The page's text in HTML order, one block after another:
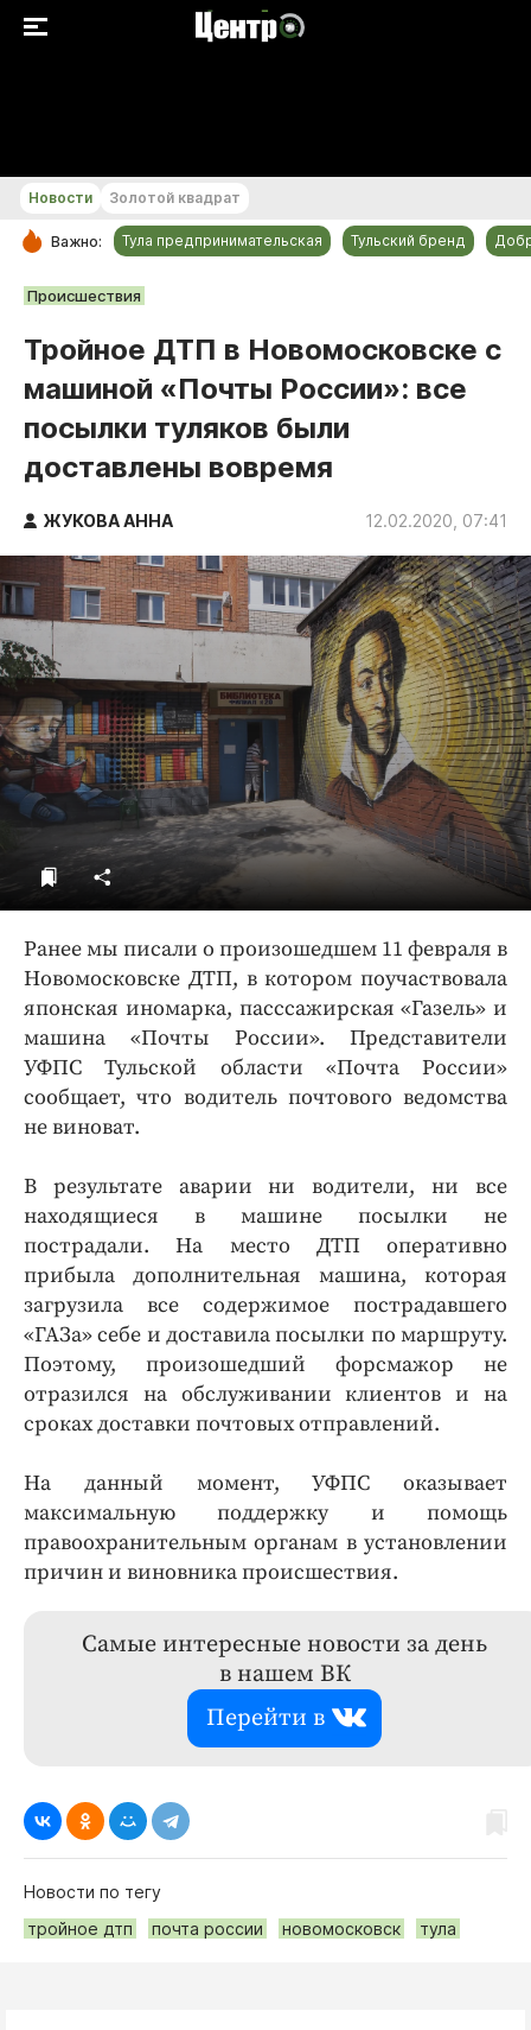
РУБРИКИ
Общество
Культура
Происшествия
Спорт
Тульский бренд
Тула предпринимательская
Голодный шпион
Новости Золотой квадрат
Важно: Тула предпринимательская Тульский бренд
Происшествия
Тройное ДТП в Новомосковске с
машиной «Почты России»: все
посылки туляков были
доставлены вовремя
ЖУКОВА АННА 12.02.2020, 07:41
Ранее мы писали о произошедшем 11 февраля в
Новомосковске ДТП, в котором поучаствовала
японская иномарка, пасссажирская «Газель» и
машина «Почты России». Представители
УФПС Тульской области «Почта России»
сообщает, что водитель почтового ведомства
не виноват.
В результате аварии ни водители, ни все
находящиеся в машине посылки не
пострадали. На место ДТП оперативно
прибыла дополнительная машина, которая
загрузила все содержимое пострадавшего
«ГАЗа» себе и доставила посылки по маршруту.
Поэтому, произошедший форсмажор не
отразился на обслуживании клиентов и на
сроках доставки почтовых отправлений.
На данный момент, УФПС оказывает
максимальную поддержку и помощь
правоохранительным органам в установлении
причин и виновника происшествия.
Самые интересные новости за день
в нашем ВК
Перейти в
Новости по тегу
тройное дтп
почта россии новомосковск тула